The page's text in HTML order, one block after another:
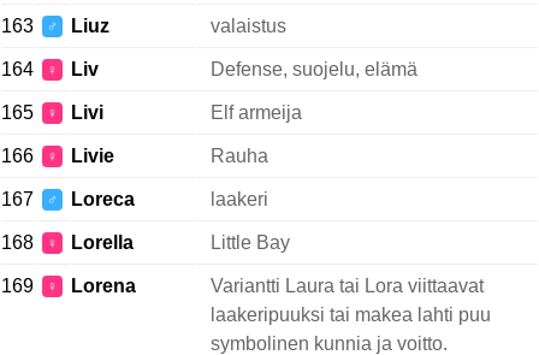
163 ♂ Liuz valaistus
164 ♀ Liv Defense, suojelu, elämä
165 ♀ Livi Elf armeija
166 ♀ Livie Rauha
167 ♂ Loreca laakeri
168 ♀ Lorella Little Bay
169 ♀ Lorena
Variantti Laura tai Lora viittaavat
laakeripuuksi tai makea lahti puu
symbolinen kunnia ja voitto.